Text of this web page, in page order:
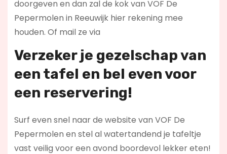
doorgeven en dan zal de kok van VOF De
Pepermolen in Reeuwijk hier rekening mee
houden. Of mail ze via
Verzeker je gezelschap van
een tafel en bel even voor
een reservering!
Surf even snel naar de website van VOF De
Pepermolen en stel al watertandend je tafeltje
vast veilig voor een avond boordevol lekker eten!